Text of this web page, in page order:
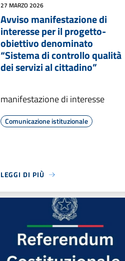
27 MARZO 2026
Avviso manifestazione di
interesse per il progetto-
obiettivo denominato
“Sistema di controllo qualità
dei servizi al cittadino”
manifestazione di interesse
Comunicazione istituzionale
LEGGI DI PIÙ